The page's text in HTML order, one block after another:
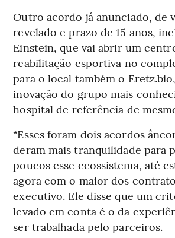
Outro acordo já anunciado, de
revelado e prazo de 15 anos,
Einstein, que vai abrir um
reabilitação esportiva no
para o local também o
inovação do grupo mais
hospital de referência de
“Esses foram dois acordos
deram mais tranquilidade para
poucos esse ecossistema, até
agora com o maior dos
executivo. Ele disse que um
levado em conta é o da
ser trabalhada pelo parceiros.